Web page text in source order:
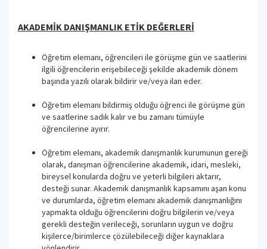
AKADEMİK DANIŞMANLIK ETİK DEĞERLERİ
Öğretim elemanı, öğrencileri ile görüşme gün ve saatlerini
ilgili öğrencilerin erişebileceği şekilde akademik dönem
başında yazılı olarak bildirir ve/veya ilan eder.
Öğretim elemanı bildirmiş olduğu öğrenci ile görüşme gün
ve saatlerine sadık kalır ve bu zamanı tümüyle
öğrencilerine ayırır.
Öğretim elemanı, akademik danışmanlık kurumunun gereği
olarak, danışman öğrencilerine akademik, idari, mesleki,
bireysel konularda doğru ve yeterli bilgileri aktarır,
desteği sunar. Akademik danışmanlık kapsamını aşan konu
ve durumlarda, öğretim elemanı akademik danışmanlığını
yapmakta olduğu öğrencilerini doğru bilgilerin ve/veya
gerekli desteğin verileceği, sorunların uygun ve doğru
kişilerce/birimlerce çözülebileceği diğer kaynaklara